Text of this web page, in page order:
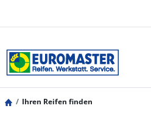
Ihren Reifen finden